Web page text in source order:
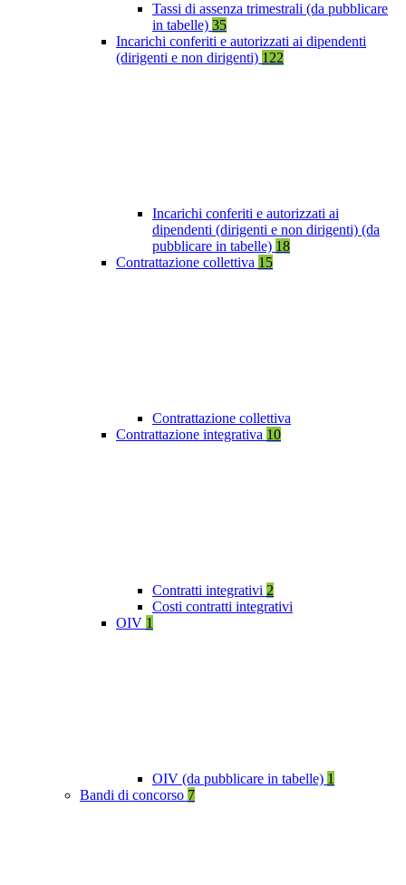
Tassi di assenza trimestrali (da pubblicare
in tabelle) 35
Incarichi conferiti e autorizzati ai dipendenti
(dirigenti e non dirigenti) 122
Incarichi conferiti e autorizzati ai
dipendenti (dirigenti e non dirigenti) (da
pubblicare in tabelle) 18
Contrattazione collettiva 15
Contrattazione collettiva
Contrattazione integrativa 10
Contratti integrativi 2
Costi contratti integrativi
OIV 1
OIV (da pubblicare in tabelle) 1
Bandi di concorso 7